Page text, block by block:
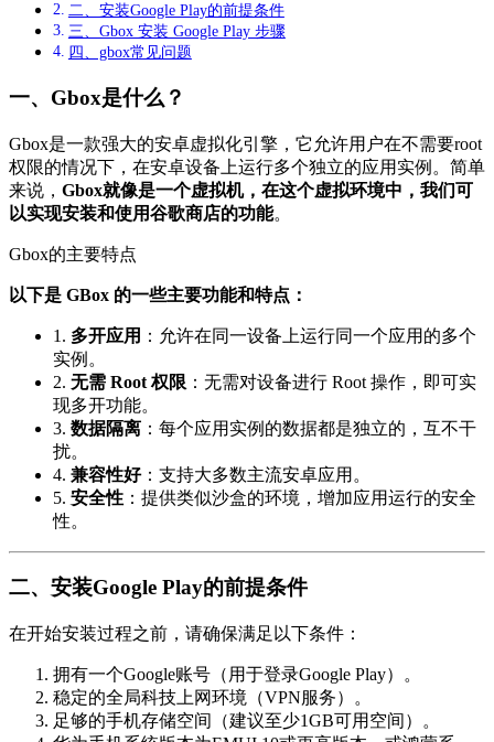
二、安装Google Play的前提条件
三、Gbox 安装 Google Play 步骤
四、gbox常见问题
一、Gbox是什么？
Gbox是一款强大的安卓虚拟化引擎，它允许用户在不需要root
权限的情况下，在安卓设备上运行多个独立的应用实例。简单
来说， Gbox就像是一个虚拟机，在这个虚拟环境中，我们可
以实现安装和使用谷歌商店的功能。
Gbox的主要特点
以下是 GBox 的一些主要功能和特点：
1. 多开应用 ：允许在同一设备上运行同一个应用的多个
实例。
2. 无需 Root 权限 ：无需对设备进行 Root 操作，即可实
现多开功能。
3. 数据隔离 ：每个应用实例的数据都是独立的，互不干
扰。
4. 兼容性好：支持大多数主流安卓应用。
5. 安全性 ：提供类似沙盒的环境，增加应用运行的安全
性。
二、安装Google Play的前提条件
在开始安装过程之前，请确保满足以下条件：
拥有一个Google账号（用于登录Google Play）。
稳定的全局科技上网环境（VPN服务）。
足够的手机存储空间（建议至少1GB可用空间）。